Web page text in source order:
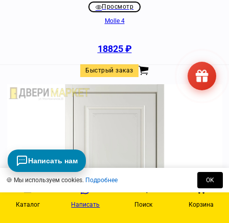
Просмотр
Molle 4
18825₽
Быстрый заказ
Каталог Написать Поиск Корзина
🍪 Мы используем cookies. Подробнее OK
Написать нам